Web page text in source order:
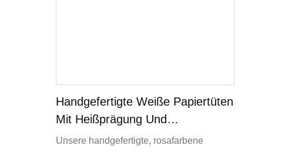
Handgefertigte Weiße Papiertüten
Mit Heißprägung Und
Individuellem Logo
Unsere handgefertigte, rosafarbene